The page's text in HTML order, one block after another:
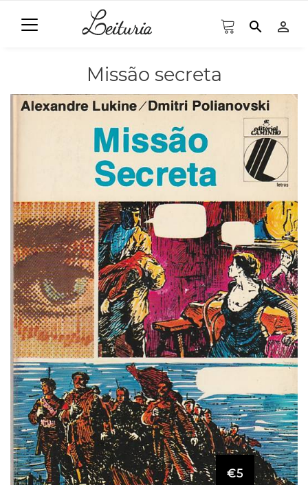
search person_outline
Missão secreta
€5